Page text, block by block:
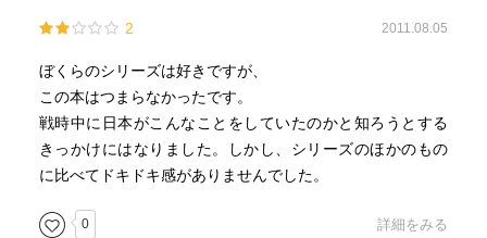
2 2011.08.05
ぼくらのシリーズは好きですが、
この本はつまらなかったです。
戦時中に日本がこんなことをしていたのかと知ろうとする
きっかけにはなりました。しかし、シリーズのほかのもの
に比べてドキドキ感がありませんでした。
0 詳細をみる